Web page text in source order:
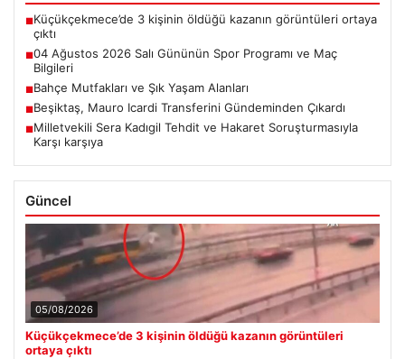
■Küçükçekmece’de 3 kişinin öldüğü kazanın görüntüleri ortaya
çıktı
■04 Ağustos 2026 Salı Gününün Spor Programı ve Maç
Bilgileri
■Bahçe Mutfakları ve Şık Yaşam Alanları
■Beşiktaş, Mauro Icardi Transferini Gündeminden Çıkardı
■Milletvekili Sera Kadıgil Tehdit ve Hakaret Soruşturmasıyla
Karşı karşıya
Güncel
05/08/2026
Küçükçekmece’de 3 kişinin öldüğü kazanın görüntüleri
ortaya çıktı